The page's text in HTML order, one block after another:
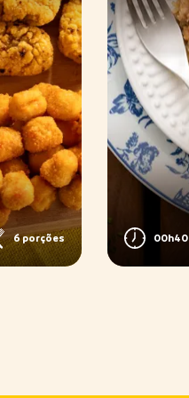
6 porções